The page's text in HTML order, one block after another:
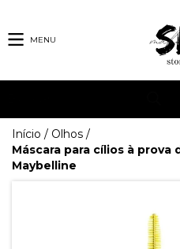
MENU
Início / Olhos /
Máscara para cílios à prova
Maybelline